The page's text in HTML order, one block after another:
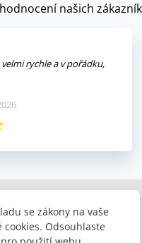
našich
rychle a v pořádku,
HLEDÁTE
Slevy
se zákony na vaše
Odsouhlaste